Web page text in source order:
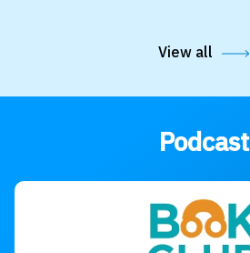
View all
Podcast